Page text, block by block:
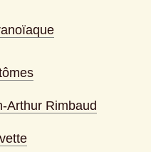
Arthur Rimbaud